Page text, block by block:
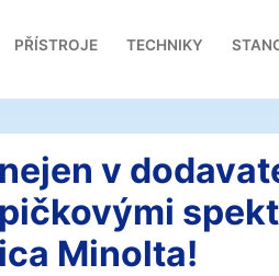
PŘÍSTROJE TECHNIKY
v
Minolta!